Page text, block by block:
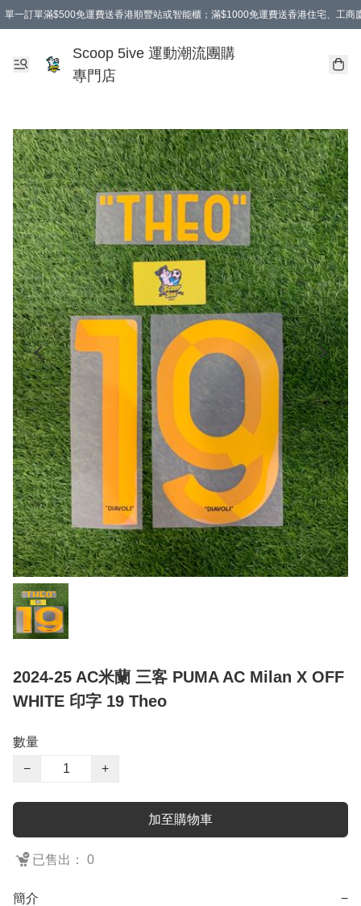
單一訂單滿$500免運費送香港順豐站或智能櫃；滿$1000免運費送香港住宅、工商
Scoop 5ive 運動潮流團購
專門店
2024-25 AC米蘭 三客 PUMA AC Milan X OFF
WHITE 印字 19 Theo
數量
−
+
加至購物車
已售出： 0
簡介 −